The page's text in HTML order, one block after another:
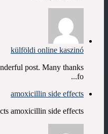
külföldi online kaszinó
post. Many thanks
fo...
amoxicillin side effects
amoxicillin side effects...